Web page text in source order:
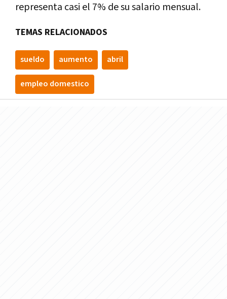
representa casi el 7% de su salario mensual.
TEMAS RELACIONADOS
sueldo aumento abril
empleo domestico